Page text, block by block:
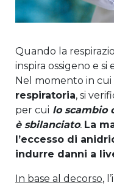
Quando la
inspira ossigeno e
Nel momento in cui
respiratoria, si
per cui lo scambio
è sbilanciato. La
l’eccesso di
indurre danni a
In base al decorso,